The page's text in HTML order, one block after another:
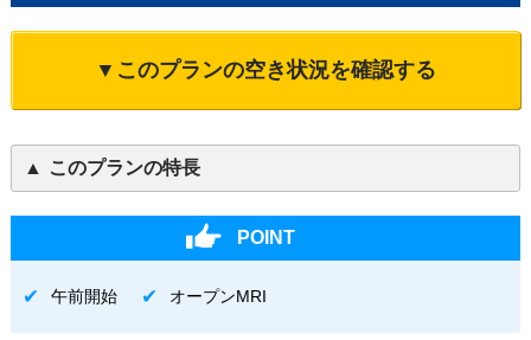
▼このプランの空き状況を確認する
このプランの特長
POINT
午前開始 オープンMRI